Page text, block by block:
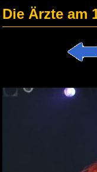
Die Ärzte am